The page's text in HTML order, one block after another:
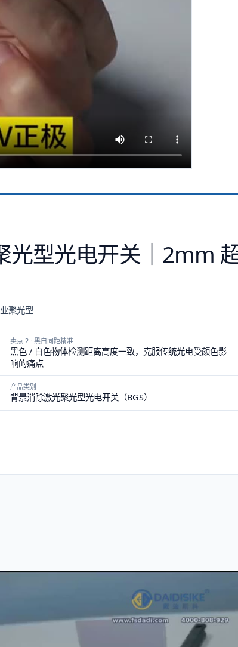
光型光电开关｜2mm
聚光型
卖点 2 · 黑白同距精准
黑色 / 白色物体检测距离高度一致，克服传统光电受颜色影
响的痛点
产品类别
背景消除激光聚光型光电开关（BGS）